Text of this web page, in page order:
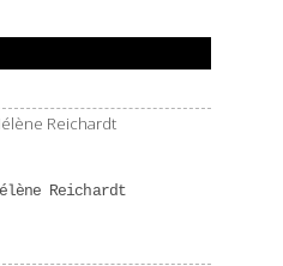
Reichardt